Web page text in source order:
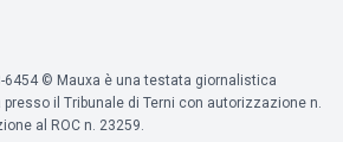
6454 © Mauxa è una testata giornalistica
il Tribunale di Terni con autorizzazione n.
al ROC n. 23259.